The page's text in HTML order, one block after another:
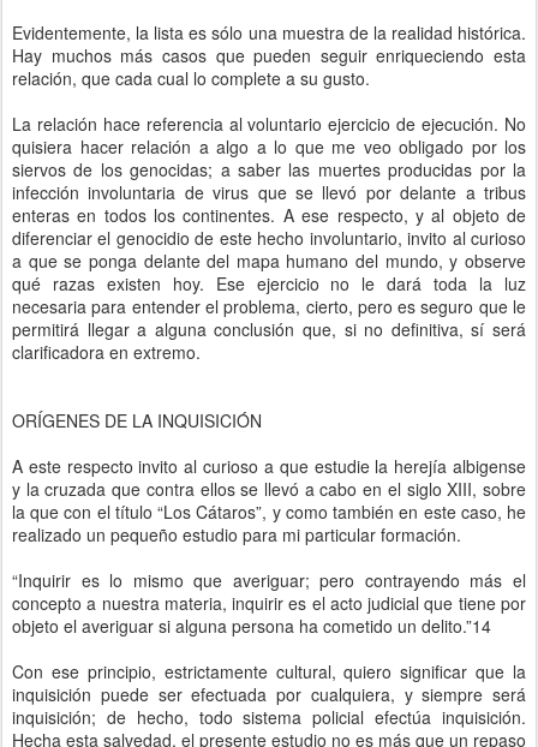
Evidentemente, la lista es sólo una muestra de la realidad histórica.
Hay muchos más casos que pueden seguir enriqueciendo esta
relación, que cada cual lo complete a su gusto.
La relación hace referencia al voluntario ejercicio de ejecución. No
quisiera hacer relación a algo a lo que me veo obligado por los
siervos de los genocidas; a saber las muertes producidas por la
infección involuntaria de virus que se llevó por delante a tribus
enteras en todos los continentes. A ese respecto, y al objeto de
diferenciar el genocidio de este hecho involuntario, invito al curioso
a que se ponga delante del mapa humano del mundo, y observe
qué razas existen hoy. Ese ejercicio no le dará toda la luz
necesaria para entender el problema, cierto, pero es seguro que le
permitirá llegar a alguna conclusión que, si no definitiva, sí será
clarificadora en extremo.
ORÍGENES DE LA INQUISICIÓN
A este respecto invito al curioso a que estudie la herejía albigense
y la cruzada que contra ellos se llevó a cabo en el siglo XIII, sobre
la que con el título “Los Cátaros”, y como también en este caso, he
realizado un pequeño estudio para mi particular formación.
“Inquirir es lo mismo que averiguar; pero contrayendo más el
concepto a nuestra materia, inquirir es el acto judicial que tiene por
objeto el averiguar si alguna persona ha cometido un delito.”14
Con ese principio, estrictamente cultural, quiero significar que la
inquisición puede ser efectuada por cualquiera, y siempre será
inquisición; de hecho, todo sistema policial efectúa inquisición.
Hecha esta salvedad, el presente estudio no es más que un repaso